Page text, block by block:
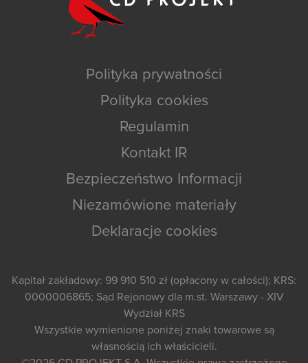
Polityka prywatności
Polityka cookies
Regulamin
Kontakt IR
Bezpieczeństwo Informacji
Niezamówione materiały
Deklaracje cookies
Kapitał zakładowy: 99 910 510 zł (opłacony w całości); KRS:
0000006865; Sąd Rejonowy dla m.st. Warszawy - XIV
Wydział KRS
Wszystkie wymienione poniżej znaki towarowe są
własnością ich właścicieli.